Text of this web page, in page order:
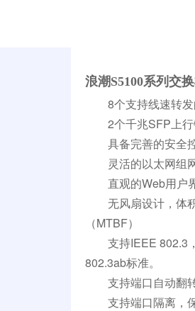
浪潮S5100系列交
8个支持线速转发
2个千兆SFP上行
具备完善的安全
灵活的以太网组
直观的Web用户
无风扇设计，体积
（MTBF）
支持IEEE 802.3
802.3ab标准。
支持端口自动翻转
支持端口隔离，保